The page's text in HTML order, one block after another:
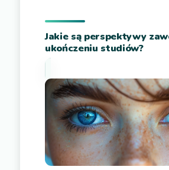
Jakie są perspektywy
ukończeniu studiów?